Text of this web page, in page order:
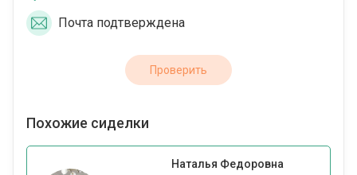
Почта подтверждена
Проверить
Похожие сиделки
Наталья Федоровна